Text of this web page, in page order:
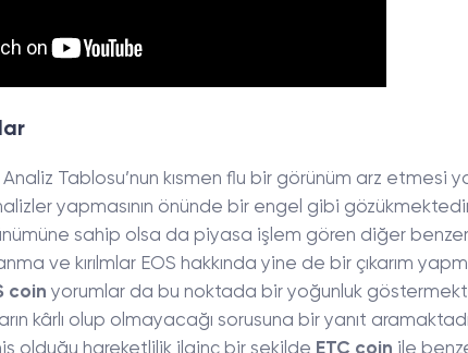
Tablosu’nun kısmen flu bir görünüm arz etmesi
yapmasının önünde bir engel gibi
sahip olsa da piyasa işlem gören diğer benzer
ve kırılmlar EOS hakkında yine de bir çıkarım
coin yorumlar da bu noktada bir yoğunluk
kârlı olup olmayacağı sorusuna bir yanıt